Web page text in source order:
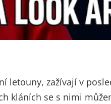
letouny, zažívají v
kláních se s nimi